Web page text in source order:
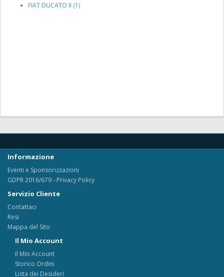
FIAT DUCATO II (1)
Informazione
Eventi e Sponsorizzazioni
GDPR 2016/679 - Privacy Policy
Servizio Cliente
Contattaci
Resi
Mappa del Sito
Il Mio Account
Il Mio Account
Storico Ordini
Lista dei Desideri